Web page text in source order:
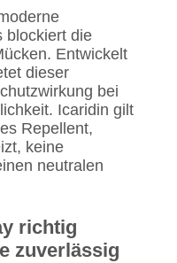
blockiert die
Entwickelt
dieser
bei
Icaridin gilt
Repellent,
keine
neutralen
richtig
zuverlässig